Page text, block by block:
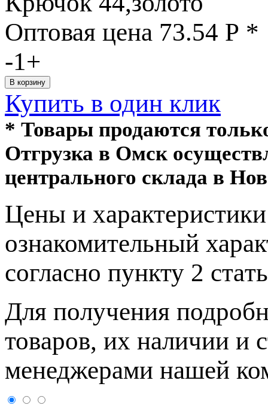
Оптовая цена 73.54 Р *
-1+
Купить в один клик
* Товары продаются
Отгрузка в Омск
центрального склада в
Цeны и
ознакомительный
согласно пункту 2
Для пoлучения
товaров, их нaличии и
менеджерами нашей